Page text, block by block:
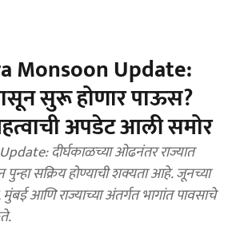
Monsoon Update:
सुरू होणार पाऊस?
अपडेट आली समोर
दीर्घकाळच्या ओढनंतर राज्यात
सक्रिय होण्याची शक्यता आहे. जूनच्या
आणि राज्याच्या अंतर्गत भागांत पावसाचे